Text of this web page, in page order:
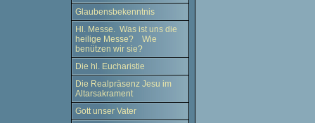
Glaubensbekenntnis
Hl. Messe. Was ist uns die
heilige Messe? Wie
benützen wir sie?
Die hl. Eucharistie
Die Realpräsenz Jesu im
Altarsakrament
Gott unser Vater